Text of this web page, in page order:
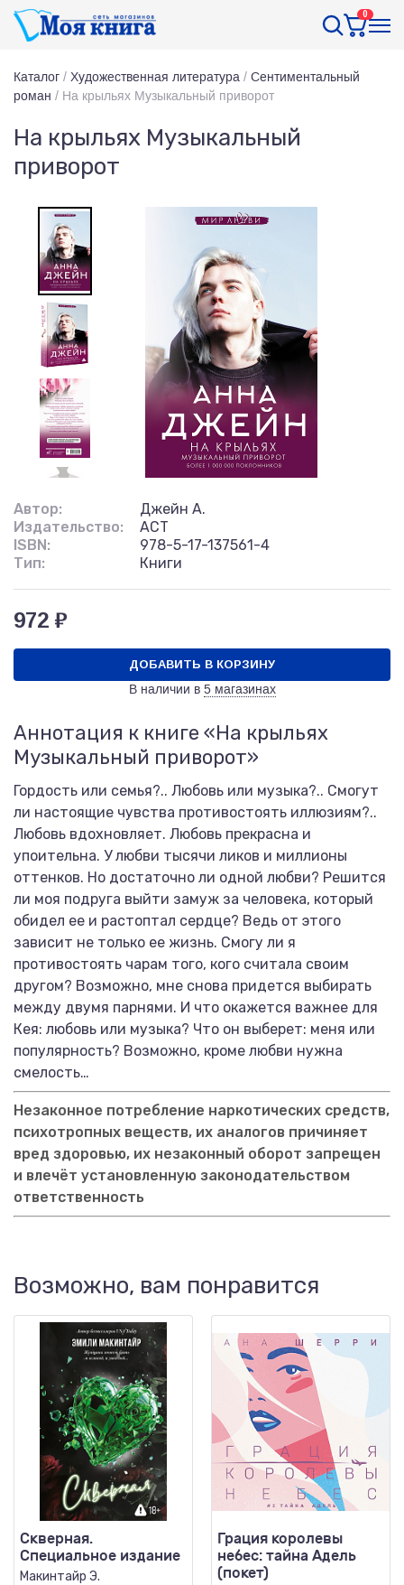
0
Каталог / Художественная литература / Сентиментальный
роман / На крыльях Музыкальный приворот
На крыльях Музыкальный
приворот
Автор:
Джейн А.
Издательство:
АСТ
ISBN:
978-5-17-137561-4
Тип:
Книги
972 ₽
ДОБАВИТЬ В КОРЗИНУ
В наличии в 5 магазинах
Аннотация к книге «На крыльях
Музыкальный приворот»
Гордость или семья?.. Любовь или музыка?.. Смогут
ли настоящие чувства противостоять иллюзиям?..
Любовь вдохновляет. Любовь прекрасна и
упоительна. У любви тысячи ликов и миллионы
оттенков. Но достаточно ли одной любви? Решится
ли моя подруга выйти замуж за человека, который
обидел ее и растоптал сердце? Ведь от этого
зависит не только ее жизнь. Смогу ли я
противостоять чарам того, кого считала своим
другом? Возможно, мне снова придется выбирать
между двумя парнями. И что окажется важнее для
Кея: любовь или музыка? Что он выберет: меня или
популярность? Возможно, кроме любви нужна
смелость…
Незаконное потребление наркотических средств,
психотропных веществ, их аналогов причиняет
вред здоровью, их незаконный оборот запрещен
и влечёт установленную законодательством
ответственность
Возможно, вам понравится
Скверная.
Специальное издание
Макинтайр Э.
Грация королевы
небес: тайна Адель
(покет)